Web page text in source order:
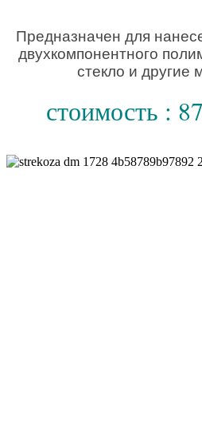
Предназначен для
двухкомпонентного
стекло и другие
стоимость :